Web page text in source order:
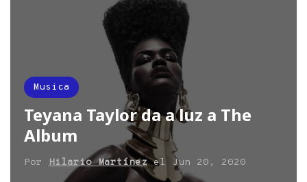
Musica
Teyana Taylor da a luz a The
Album
Por Hilario Martínezel Jun 20, 2020